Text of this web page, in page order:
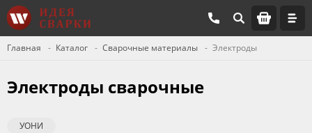
Главная Каталог Сварочные материалы Электроды
Электроды сварочные
УОНИ